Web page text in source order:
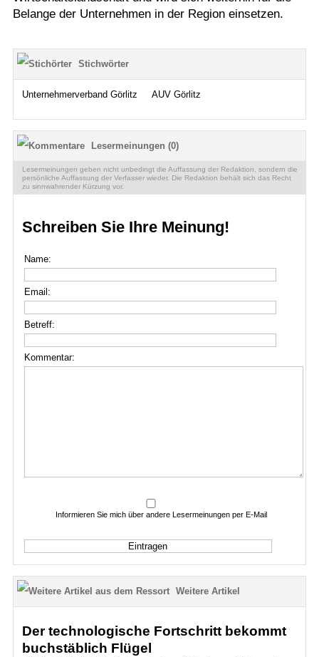
Belange der Unternehmen in der Region einsetzen.
Stichwörter
Unternehmerverband Görlitz AUV Görlitz
Lesermeinungen (0)
Lesermeinungen geben nicht unbedingt die Auffassung der Redaktion, sondern die
persönliche Auffassung der Verfasser wieder. Die Redaktion behält sich das Recht
zu sinnwahrender Kürzung vor.
Schreiben Sie Ihre Meinung!
Name:
Email:
Betreff:
Kommentar:
Informieren Sie mich über andere Lesermeinungen per E-Mail
Weitere Artikel
Der technologische Fortschritt bekommt
buchstäblich Flügel